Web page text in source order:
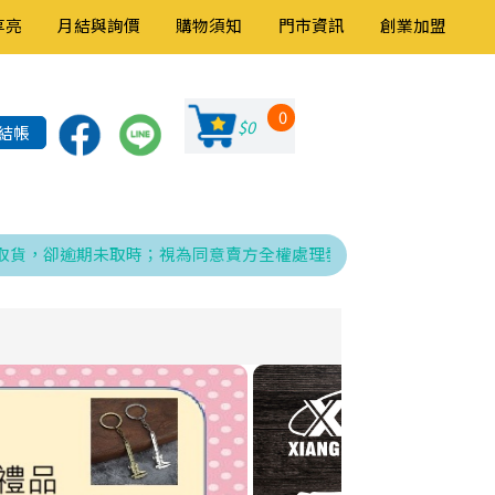
亮 月結與詢價 購物須知 門市資訊 創業加盟
帳 $0 0
未取時；視為同意賣方全權處理發票、折讓與銷貨退回之相關程